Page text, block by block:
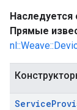
Наследуется
Прямые
Service